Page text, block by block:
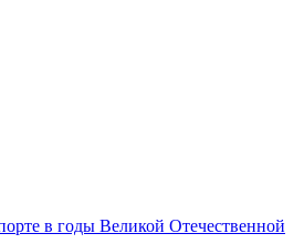
в годы Великой Отечественной